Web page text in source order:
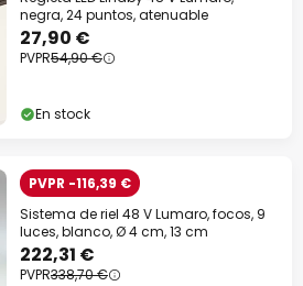
negra, 24 puntos, atenuable
27,90 €
PVPR54,90 €
En stock
PVPR -116,39 €
Sistema de riel 48 V Lumaro, focos, 9
luces, blanco, Ø 4 cm, 13 cm
222,31 €
PVPR338,70 €